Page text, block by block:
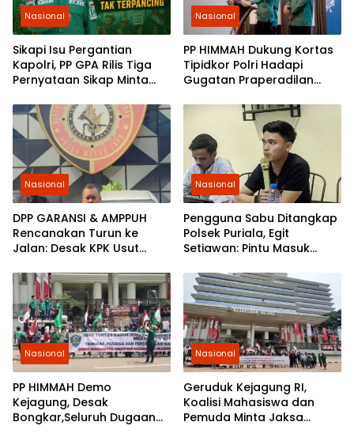
Nasional
Sikapi Isu Pergantian
Kapolri, PP GPA Rilis Tiga
Pernyataan Sikap Minta
Nasional
PP HIMMAH Dukung Kortas
Tipidkor Polri Hadapi
Gugatan Praperadilan
Nasional
DPP GARANSI & AMPPUH
Rencanakan Turun ke
Jalan: Desak KPK Usut
Gembok Rp92,5 Miliar
Ditjenpas
Nasional
Pengguna Sabu Ditangkap
Polsek Puriala, Egit
Setiawan: Pintu Masuk
Nasional
PP HIMMAH Demo
Kejagung, Desak
Bongkar,Seluruh Dugaan
Nasional
Geruduk Kejagung RI,
Koalisi Mahasiswa dan
Pemuda Minta Jaksa